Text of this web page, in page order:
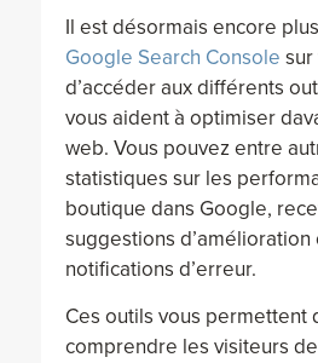
Il est désormais encore
Google Search Console
d’accéder aux différents
vous aident à optimiser
web. Vous pouvez entre
statistiques sur les
boutique dans Google,
suggestions d’amélioration
notifications d’erreur.
Ces outils vous permettent
comprendre les visiteurs